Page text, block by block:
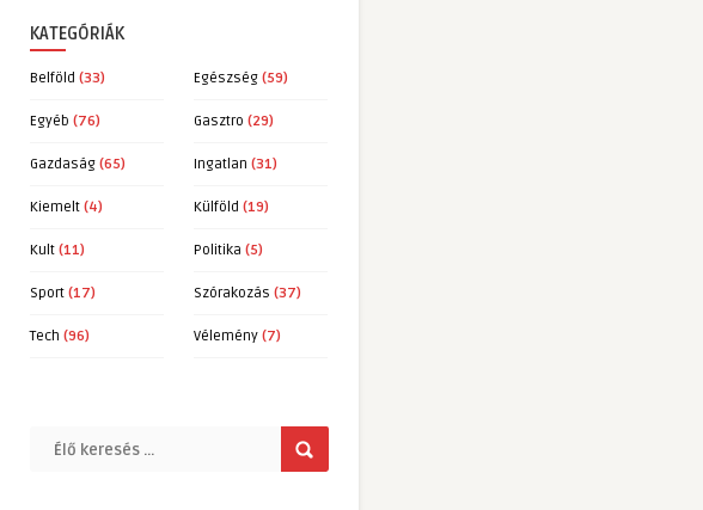
KATEGÓRIÁK
Belföld (33) Egészség (59)
Egyéb (76) Gasztro (29)
Gazdaság (65) Ingatlan (31)
Kiemelt (4) Külföld (19)
Kult (11) Politika (5)
Sport (17) Szórakozás (37)
Tech (96) Vélemény (7)